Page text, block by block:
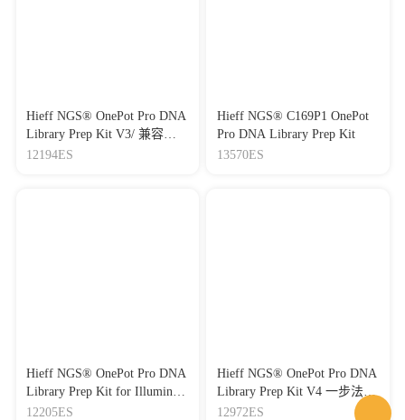
Hieff NGS® OnePot Pro DNA
Library Prep Kit V3/ 兼容
Illumina和MGI双平台酶切
12194ES
Hieff NGS® C169P1 OnePot
Pro DNA Library Prep Kit
13570ES
Hieff NGS® OnePot Pro DNA
Library Prep Kit for Illumina/
Illumina平台酶切DNA建库试
12205ES
Hieff NGS® OnePot Pro DNA
Library Prep Kit V4 一步法
DNA酶切建库试剂盒V4
12972ES